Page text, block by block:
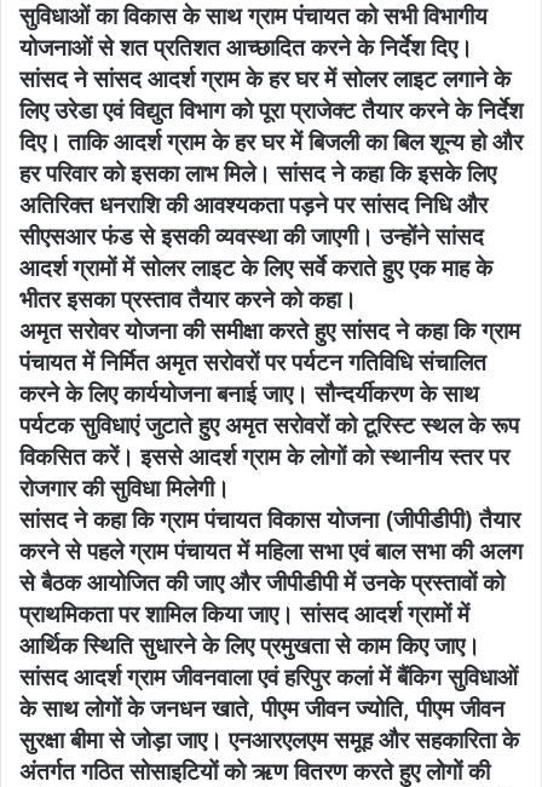
सुविधाओं का विकास के साथ ग्राम पंचायत को सभी विभागीय
योजनाओं से शत प्रतिशत आच्छादित करने के निर्देश दिए।
सांसद ने सांसद आदर्श ग्राम के हर घर में सोलर लाइट लगाने के
लिए उरेडा एवं विद्युत विभाग को पूरा प्राजेक्ट तैयार करने के निर्देश
दिए। ताकि आदर्श ग्राम के हर घर में बिजली का बिल शून्य हो और
हर परिवार को इसका लाभ मिले। सांसद ने कहा कि इसके लिए
अतिरिक्त धनराशि की आवश्यकता पड़ने पर सांसद निधि और
सीएसआर फंड से इसकी व्यवस्था की जाएगी। उन्होंने सांसद
आदर्श ग्रामों में सोलर लाइट के लिए सर्वे कराते हुए एक माह के
भीतर इसका प्रस्ताव तैयार करने को कहा।
अमृत सरोवर योजना की समीक्षा करते हुए सांसद ने कहा कि ग्राम
पंचायत में निर्मित अमृत सरोवरों पर पर्यटन गतिविधि संचालित
करने के लिए कार्ययोजना बनाई जाए। सौन्दर्यीकरण के साथ
पर्यटक सुविधाएं जुटाते हुए अमृत सरोवरों को टूरिस्ट स्थल के रूप
विकसित करें। इससे आदर्श ग्राम के लोगों को स्थानीय स्तर पर
रोजगार की सुविधा मिलेगी।
सांसद ने कहा कि ग्राम पंचायत विकास योजना (जीपीडीपी) तैयार
करने से पहले ग्राम पंचायत में महिला सभा एवं बाल सभा की अलग
से बैठक आयोजित की जाए और जीपीडीपी में उनके प्रस्तावों को
प्राथमिकता पर शामिल किया जाए। सांसद आदर्श ग्रामों में
आर्थिक स्थिति सुधारने के लिए प्रमुखता से काम किए जाए।
सांसद आदर्श ग्राम जीवनवाला एवं हरिपुर कलां में बैंकिग सुविधाओं
के साथ लोगों के जनधन खाते, पीएम जीवन ज्योति, पीएम जीवन
सुरक्षा बीमा से जोड़ा जाए। एनआरएलएम समूह और सहकारिता के
अंतर्गत गठित सोसाइटियों को ऋण वितरण करते हुए लोगों की